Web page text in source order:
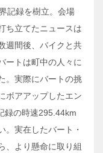
記録を樹立。会場
ち立てたニュースは
週間後、バイクと共
ートは町中の人々に
。実際にバートの挑
ボアアップしたエン
録の時速295.44km
。実在したバート・
、より懸命に取り組